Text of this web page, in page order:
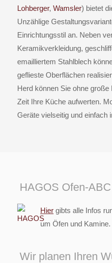
HAGOS Ofen-ABC
Hier gibts alle Infos
um Öfen und Kamine.
Wir planen Ihren
Lohberger, Wamsler) bietet
Unzählige
Einrichtungsstil an. Neben
Keramikverkleidung,
emailliertem Stahlblech
geflieste Oberflächen
Herd können Sie ohne
Zeit Ihre Küche aufwerten.
Geräte vielseitig und einfach